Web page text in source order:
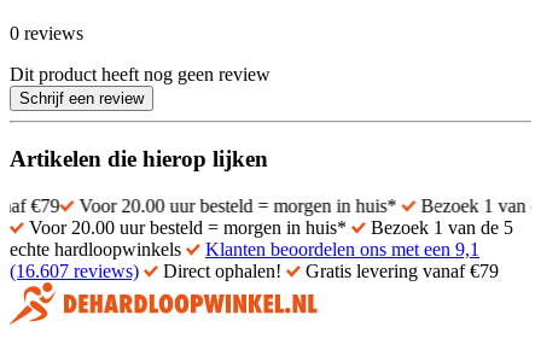
0 reviews
Dit product heeft nog geen review
Schrijf een review
Artikelen die hierop lijken
Voor 20.00 uur besteld = morgen in huis*
Bezoek 1 van de 5
Voor 20.00 uur besteld = morgen in huis*
Bezoek 1 van de 5
echte hardloopwinkels
Klanten beoordelen ons met een 9,1
(16.607 reviews)
Direct ophalen! Gratis levering vanaf €79